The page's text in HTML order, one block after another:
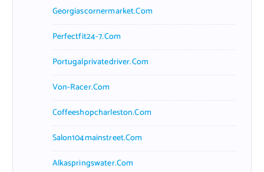
Georgiascornermarket.com
Perfectfit24-7.com
Portugalprivatedriver.com
Von-Racer.com
Coffeeshopcharleston.com
Salon104mainstreet.com
Alkaspringswater.com